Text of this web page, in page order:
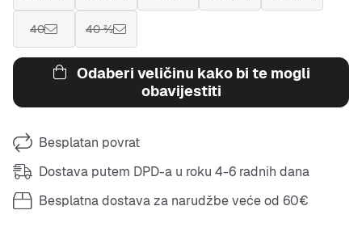
40 40 ⅔
Odaberi veličinu kako bi te mogli
obavijestiti
Besplatan povrat
Dostava putem DPD-a u roku 4-6 radnih dana
Besplatna dostava za narudžbe veće od 60€